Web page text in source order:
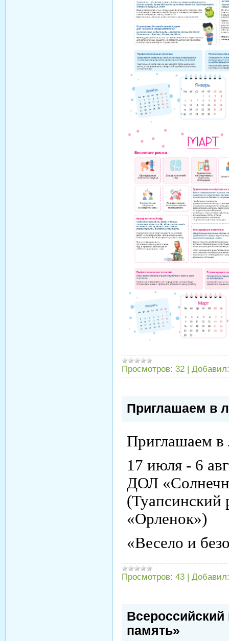
Просмотров: 32 | Добавил:
Приглашаем в
Приглашаем в
17 июля - 6
ДОЛ
(Туапсинский
«Орленок»)
«Весело и
Просмотров: 43 | Добавил:
память»